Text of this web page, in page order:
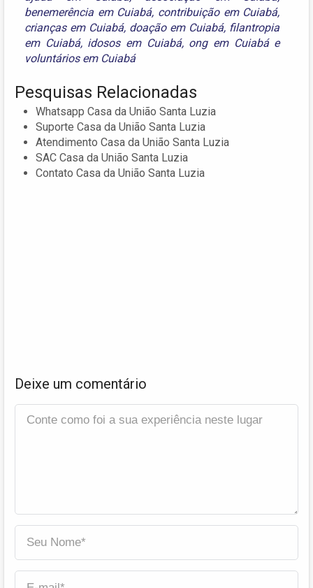
benemerência em Cuiabá, contribuição em Cuiabá,
crianças em Cuiabá, doação em Cuiabá, filantropia
em Cuiabá, idosos em Cuiabá, ong em Cuiabáe
voluntários em Cuiabá
Pesquisas Relacionadas
Whatsapp Casa da União Santa Luzia
Suporte Casa da União Santa Luzia
Atendimento Casa da União Santa Luzia
SAC Casa da União Santa Luzia
Contato Casa da União Santa Luzia
Deixe um comentário